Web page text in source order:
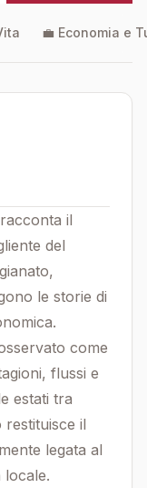
💼 Economia e
racconta il
del
le storie di
come
flussi e
estati tra
il
legata al
locale.